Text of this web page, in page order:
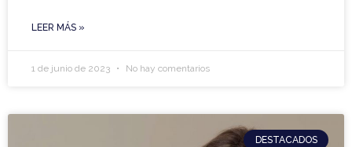
LEER MÁS »
1 de junio de 2023 No hay comentarios
DESTACADOS